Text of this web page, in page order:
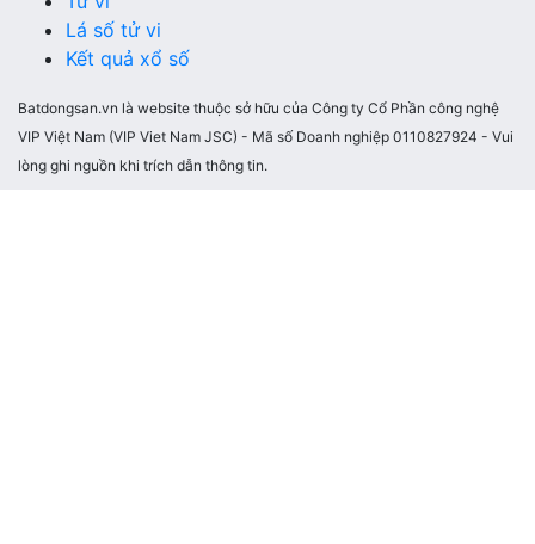
Lá số tử vi
Kết quả xổ số
Batdongsan.vn là website thuộc sở hữu của Công ty Cổ Phần công nghệ
VIP Việt Nam (VIP Viet Nam JSC) - Mã số Doanh nghiệp 0110827924 - Vui
lòng ghi nguồn khi trích dẫn thông tin.